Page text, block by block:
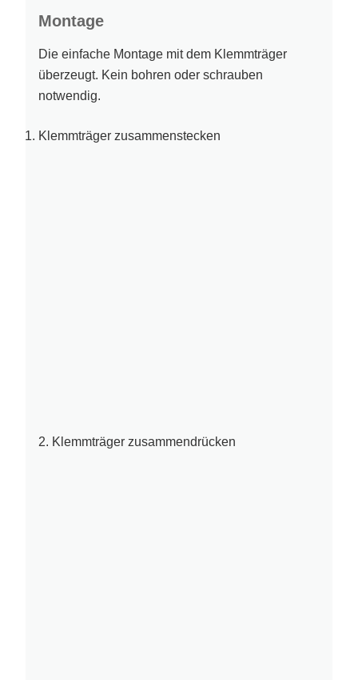
Montage
Die einfache Montage mit dem Klemmträger
überzeugt. Kein bohren oder schrauben
notwendig.
Klemmträger zusammenstecken
2. Klemmträger zusammendrücken